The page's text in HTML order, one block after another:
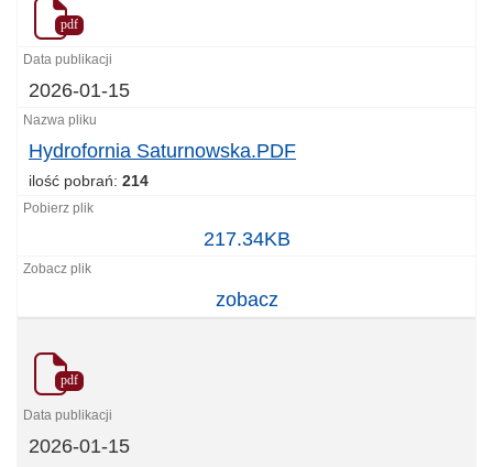
pdf
2026-01-15
Hydrofornia Saturnowska.PDF
ilość pobrań: 214
Saturnowska.PDF
217.34KB
zobacz
pdf
2026-01-15